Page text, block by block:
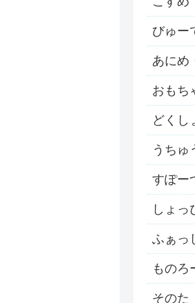
びゅー
あにめ
おもち
どくし
うちゅ
すぽー
しょっ
ふぁっ
ものろ
そのた